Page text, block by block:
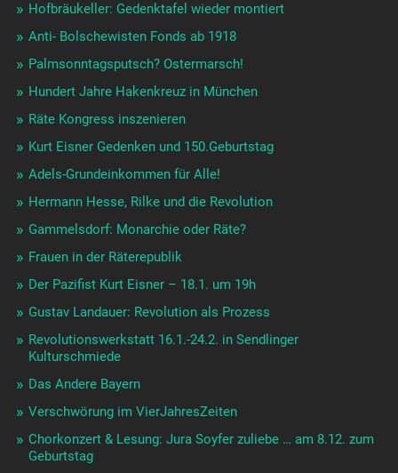
Hofbräukeller: Gedenktafel wieder montiert
Anti- Bolschewisten Fonds ab 1918
Palmsonntagsputsch? Ostermarsch!
Hundert Jahre Hakenkreuz in München
Räte Kongress inszenieren
Kurt Eisner Gedenken und 150.Geburtstag
Adels-Grundeinkommen für Alle!
Hermann Hesse, Rilke und die Revolution
Gammelsdorf: Monarchie oder Räte?
Frauen in der Räterepublik
Der Pazifist Kurt Eisner – 18.1. um 19h
Gustav Landauer: Revolution als Prozess
Revolutionswerkstatt 16.1.-24.2. in Sendlinger
Kulturschmiede
Das Andere Bayern
Verschwörung im VierJahresZeiten
Chorkonzert & Lesung: Jura Soyfer zuliebe … am 8.12. zum
Geburtstag